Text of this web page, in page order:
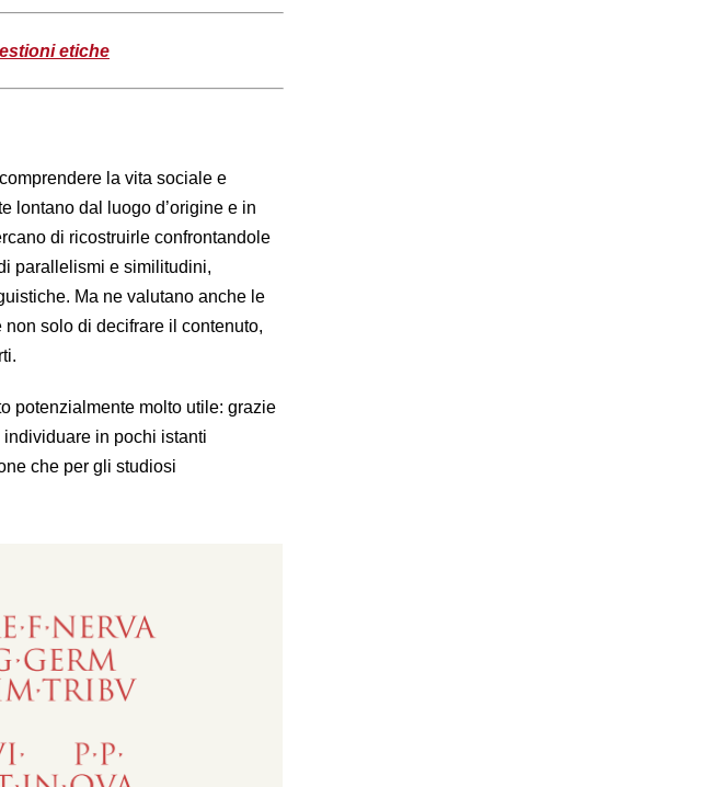
etiche
la vita sociale e
lontano dal luogo d’origine e in
di ricostruirle confrontandole
parallelismi e similitudini,
Ma ne valutano anche le
solo di decifrare il contenuto,
potenzialmente molto utile: grazie
in pochi istanti
che per gli studiosi